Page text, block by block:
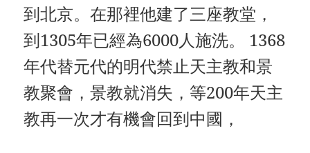
到北京。在那裡他建了三座教堂，
到1305年已經為6000人施洗。 1368
年代替元代的明代禁止天主教和景
教聚會，景教就消失，等200年天主
教再一次才有機會回到中國，